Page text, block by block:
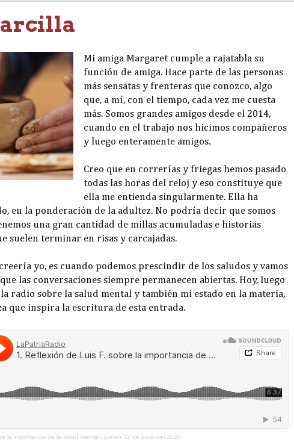
arcilla
Mi amiga Margaret cumple a rajatabla su
función de amiga. Hace parte de las personas
más sensatas y frenteras que conozco, algo
que, a mí, con el tiempo, cada vez me cuesta
más. Somos grandes amigos desde el 2014,
cuando en el trabajo nos hicimos compañeros
y luego enteramente amigos.
Creo que en correrías y friegas hemos pasado
todas las horas del reloj y eso constituye que
ella me entienda singularmente. Ella ha
en la ponderación de la adultez. No podría decir que somos
una gran cantidad de millas acumuladas e historias
suelen terminar en risas y carcajadas.
yo, es cuando podemos prescindir de los saludos y vamos
las conversaciones siempre permanecen abiertas. Hoy, luego
radio sobre la salud mental y también mi estado en la materia,
que inspira la escritura de esta entrada.
la importancia de la salud mental - jueves 11 de junio del 2020